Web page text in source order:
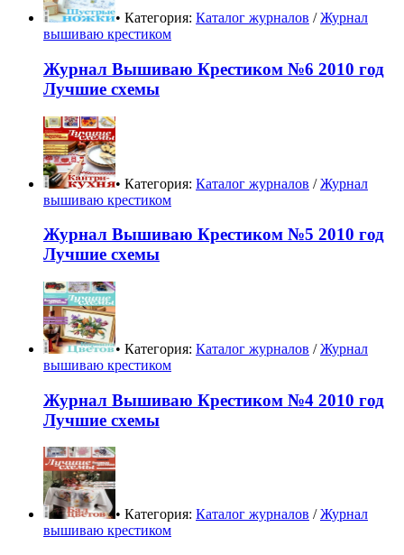
• Категория: Каталог журналов /Журнал
вышиваю крестиком
Журнал Вышиваю Крестиком №6 2010 год
Лучшие схемы
• Категория: Каталог журналов /Журнал
вышиваю крестиком
Журнал Вышиваю Крестиком №5 2010 год
Лучшие схемы
• Категория: Каталог журналов /Журнал
вышиваю крестиком
Журнал Вышиваю Крестиком №4 2010 год
Лучшие схемы
• Категория: Каталог журналов /Журнал
вышиваю крестиком